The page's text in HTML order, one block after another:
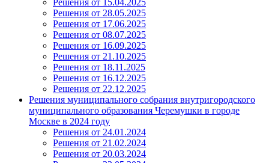
Решения от 15.04.2025
Решения от 28.05.2025
Решения от 17.06.2025
Решения от 08.07.2025
Решения от 16.09.2025
Решения от 21.10.2025
Решения от 18.11.2025
Решения от 16.12.2025
Решения от 22.12.2025
Решения муниципального собрания внутригородского
муниципального образования Черемушки в городе
Москве в 2024 году
Решения от 24.01.2024
Решения от 21.02.2024
Решения от 20.03.2024